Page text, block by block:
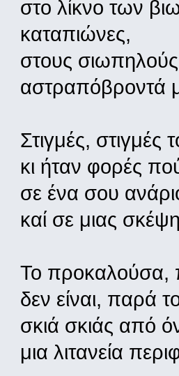
στο λίκνο των
καταπιώνες,
στους
αστραπόβροντά
Στιγμές,
κι ήταν φορές
σε ένα σου
καί σε μιας
Το προκαλούσα,
δεν είναι, παρά
σκιά σκιάς από
μια λιτανεία